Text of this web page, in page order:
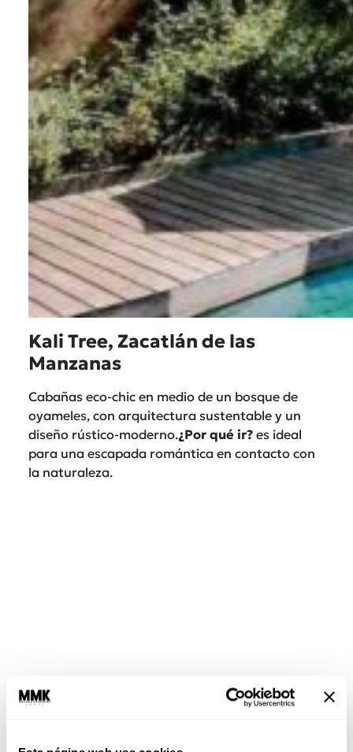
Kali Tree, Zacatlán de las
Manzanas
Cabañas eco-chic en medio de un bosque de
oyameles, con arquitectura sustentable y un
diseño rústico-moderno.¿Por qué ir? es ideal
para una escapada romántica en contacto con
la naturaleza.